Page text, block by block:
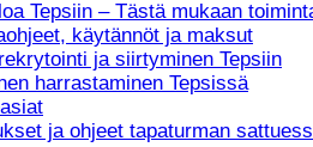
Tepsiin – Tästä mukaan
käytännöt ja maksut
ja siirtyminen Tepsiin
harrastaminen Tepsissä
ja ohjeet tapaturman